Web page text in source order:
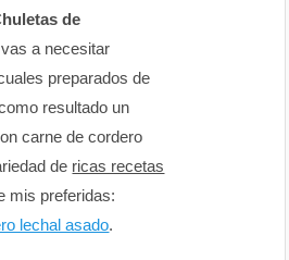
de
a necesitar
preparados de
resultado un
carne de cordero
de ricas recetas
mis preferidas:
lechal asado.